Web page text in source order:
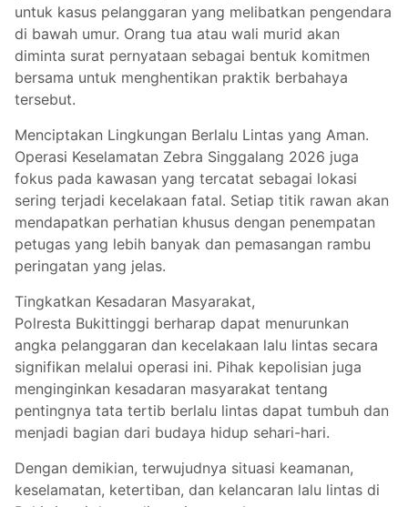
untuk kasus pelanggaran yang melibatkan pengendara
di bawah umur. Orang tua atau wali murid akan
diminta surat pernyataan sebagai bentuk komitmen
bersama untuk menghentikan praktik berbahaya
tersebut.
Menciptakan Lingkungan Berlalu Lintas yang Aman.
Operasi Keselamatan Zebra Singgalang 2026 juga
fokus pada kawasan yang tercatat sebagai lokasi
sering terjadi kecelakaan fatal. Setiap titik rawan akan
mendapatkan perhatian khusus dengan penempatan
petugas yang lebih banyak dan pemasangan rambu
peringatan yang jelas.
Tingkatkan Kesadaran Masyarakat,
Polresta Bukittinggi berharap dapat menurunkan
angka pelanggaran dan kecelakaan lalu lintas secara
signifikan melalui operasi ini. Pihak kepolisian juga
menginginkan kesadaran masyarakat tentang
pentingnya tata tertib berlalu lintas dapat tumbuh dan
menjadi bagian dari budaya hidup sehari-hari.
Dengan demikian, terwujudnya situasi keamanan,
keselamatan, ketertiban, dan kelancaran lalu lintas di